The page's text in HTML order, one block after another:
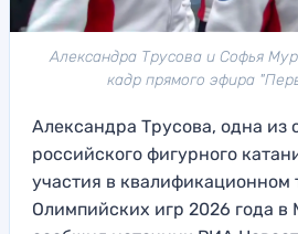
Александра Трусова и Софья
кадр прямого эфира
Александра Трусова, одна из
российского фигурного
участия в квалификационном
Олимпийских игр 2026 года в